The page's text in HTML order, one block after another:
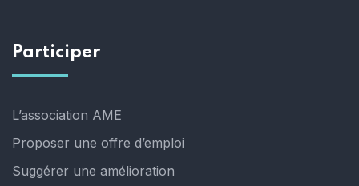
Participer
L’association AME
Proposer une offre d’emploi
Suggérer une amélioration